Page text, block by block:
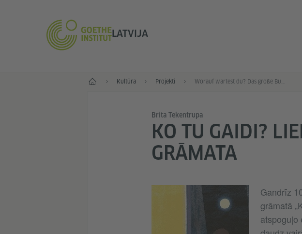
LATVIJA
Sākums Kultūra Projekti Worauf wartest du? Das große Buch der Fragen
Brita Tekentrupa
KO TU GAIDI?
GRĀMATA
Gandrīz
grāmatā
atspoguļo